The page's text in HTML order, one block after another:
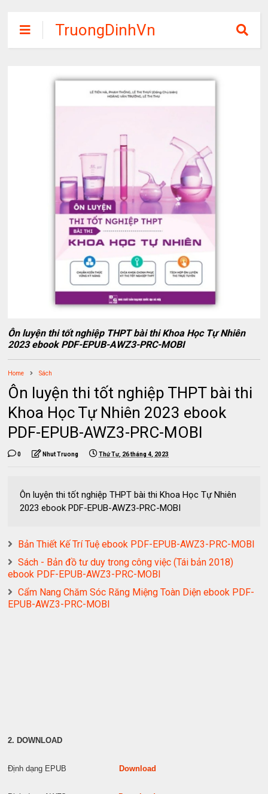
TruongDinhVn
Chia sẽ ebook,
phần mềm học
tập miễn phí
Ôn luyện thi tốt nghiệp THPT bài thi Khoa Học Tự Nhiên
2023 ebook PDF-EPUB-AWZ3-PRC-MOBI
Home Sách
Ôn luyện thi tốt nghiệp THPT bài thi
Khoa Học Tự Nhiên 2023 ebook
PDF-EPUB-AWZ3-PRC-MOBI
0 Nhut Truong Thứ Tư, 26 tháng 4, 2023
Ôn luyện thi tốt nghiệp THPT bài thi Khoa Học Tự Nhiên
2023 ebook PDF-EPUB-AWZ3-PRC-MOBI
Bản Thiết Kế Trí Tuệ ebook PDF-EPUB-AWZ3-PRC-MOBI
Sách - Bản đồ tư duy trong công việc (Tái bản 2018)
ebook PDF-EPUB-AWZ3-PRC-MOBI
Cẩm Nang Chăm Sóc Răng Miệng Toàn Diện ebook PDF-
EPUB-AWZ3-PRC-MOBI
2. DOWNLOAD
Định dạng EPUB Download